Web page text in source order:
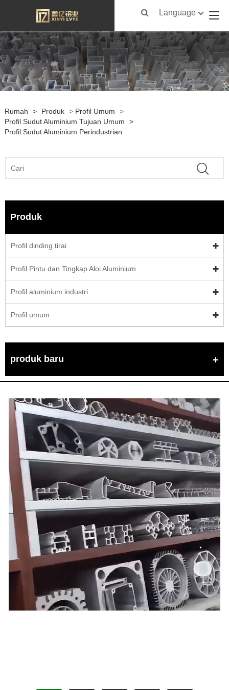
Language
Rumah > Produk > Profil Umum
>
Profil Sudut Aluminium Tujuan Umum
>
Profil Sudut Aluminium Perindustrian
Produk
Profil dinding tirai
Profil Pintu dan Tingkap Aloi Aluminium
Profil aluminium industri
Profil umum
produk baru